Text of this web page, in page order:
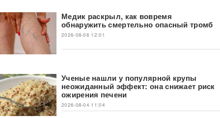
Медик раскрыл, как вовремя
обнаружить смертельно опасный тромб
2026-08-06 12:01
Ученые нашли у популярной крупы
неожиданный эффект: она снижает риск
ожирения печени
2026-08-04 11:04